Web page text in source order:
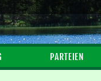
PARTEIEN